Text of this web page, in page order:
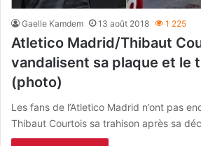
Gaelle Kamdem 13 août 2018 1 225
Atletico Madrid/Thibaut
vandalisent sa plaque et le
(photo)
Les fans de l’Atletico Madrid n’ont pas
Thibaut Courtois sa trahison après sa